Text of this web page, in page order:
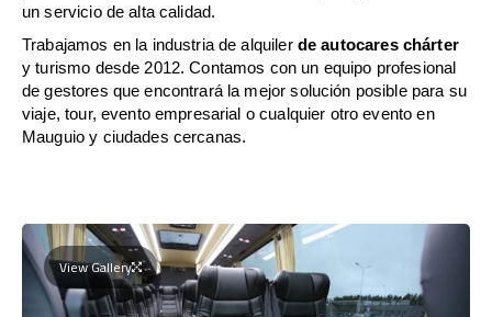
un servicio de alta calidad.
Trabajamos en la industria de alquiler de autocares chárter
y turismo desde 2012. Contamos con un equipo profesional
de gestores que encontrará la mejor solución posible para su
viaje, tour, evento empresarial o cualquier otro evento en
Mauguio y ciudades cercanas.
View Gallery